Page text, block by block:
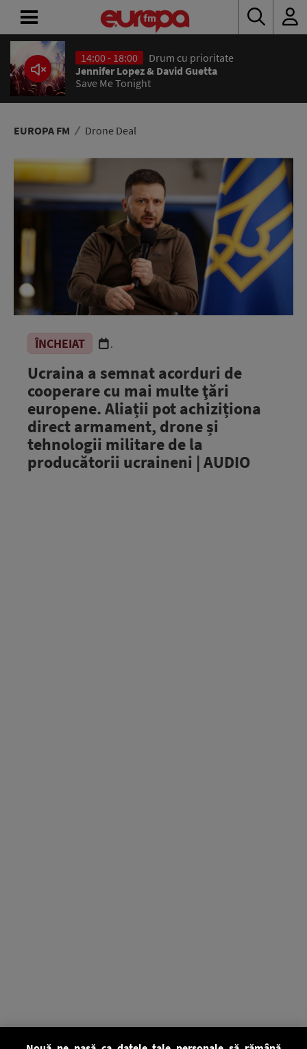
14:00 - 18:00
Drum cu prioritate
Jennifer Lopez & David Guetta
Save Me Tonight
EUROPA FM Drone Deal
ÎNCHEIAT .
Ucraina a semnat acorduri de
cooperare cu mai multe ţări
europene. Aliații pot achiziționa
direct armament, drone și
tehnologii militare de la
producătorii ucraineni | AUDIO
ACASĂ
ȘTIRI
RADIO
CONCURSURI
PODCAST
ASCULTĂ